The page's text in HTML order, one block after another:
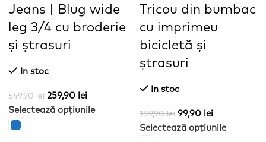
Jeans | Blug wide
leg 3/4 cu broderie
și ștrasuri
In stoc
549,90lei 259,90 lei
Selectează opțiunile
Tricou din bumbac
cu imprimeu
bicicletă și
ștrasuri
In stoc
189,90lei 99,90 lei
Selectează opțiunile